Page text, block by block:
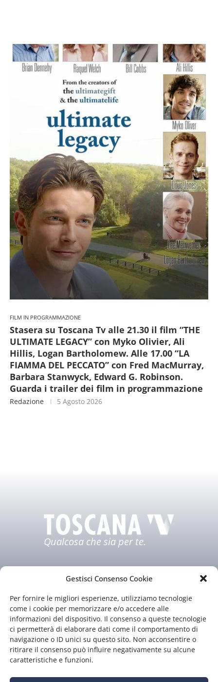
Gestisci Consenso Cookie
Per fornire le migliori esperienze, utilizziamo tecnologie
come i cookie per memorizzare e/o accedere alle
informazioni del dispositivo. Il consenso a queste tecnologie
ci permetterà di elaborare dati come il comportamento di
navigazione o ID unici su questo sito. Non acconsentire o
ritirare il consenso può influire negativamente su alcune
caratteristiche e funzioni.
FILM IN PROGRAMMAZIONE
Stasera su Toscana Tv alle 21.30 il film “THE
ULTIMATE LEGACY” con Myko Olivier, Ali
Hillis, Logan Bartholomew. Alle 17.00 “LA
FIAMMA DEL PECCATO” con Fred MacMurray,
Barbara Stanwyck, Edward G. Robinson.
Guarda i trailer dei film in programmazione
Redazione 5 Agosto 2026
Qualcosa che sia per te.
Chi siamo
Il nostro staff
Guida TV
Contatti